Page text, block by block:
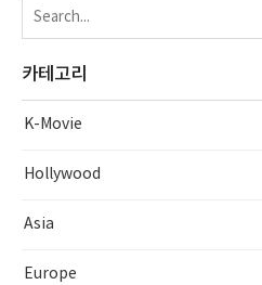
카테고리
K-Movie
Hollywood
Asia
Europe